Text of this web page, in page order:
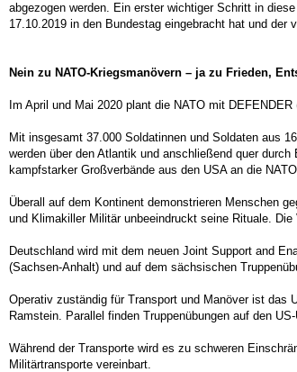
abgezogen werden. Ein erster wichtiger Schritt in
17.10.2019 in den Bundestag eingebracht hat und
Nein zu NATO-Kriegsmanövern – ja zu Frieden,
Im April und Mai 2020 plant die NATO mit
Mit insgesamt 37.000 Soldatinnen und Soldaten aus
werden über den Atlantik und anschließend quer
kampfstarker Großverbände aus den USA an die
Überall auf dem Kontinent demonstrieren Menschen
und Klimakiller Militär unbeeindruckt seine Rituale.
Deutschland wird mit dem neuen Joint Support and
(Sachsen-Anhalt) und auf dem sächsischen
Operativ zuständig für Transport und Manöver ist das
Ramstein. Parallel finden Truppenübungen auf den
Während der Transporte wird es zu schweren
Militärtransporte vereinbart.